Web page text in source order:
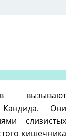
вызывают
Они
слизистых
кишечника